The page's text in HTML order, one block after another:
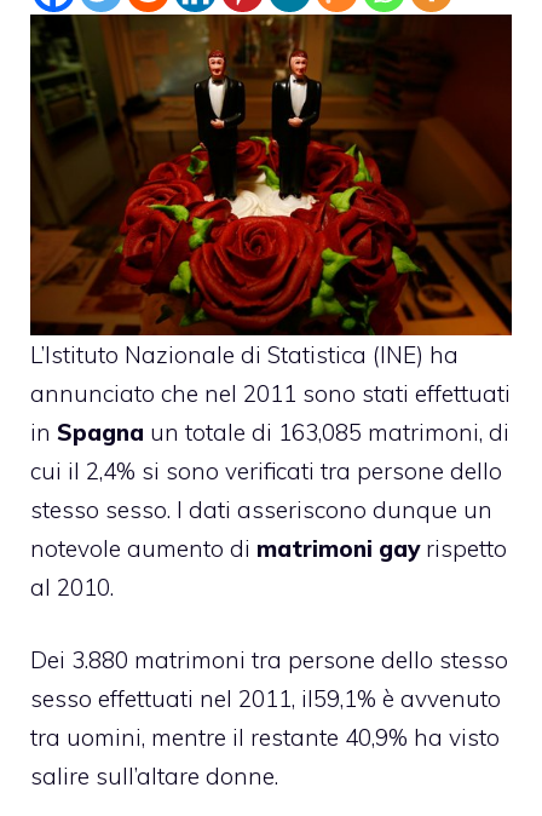
L’Istituto Nazionale di Statistica (INE) ha
annunciato che nel 2011 sono stati effettuati
in Spagna un totale di 163,085 matrimoni, di
cui il 2,4% si sono verificati tra persone dello
stesso sesso. I dati asseriscono dunque un
notevole aumento di matrimoni gay rispetto
al 2010.
Dei 3.880 matrimoni tra persone dello stesso
sesso effettuati nel 2011, il59,1% è avvenuto
tra uomini, mentre il restante 40,9% ha visto
salire sull’altare donne.